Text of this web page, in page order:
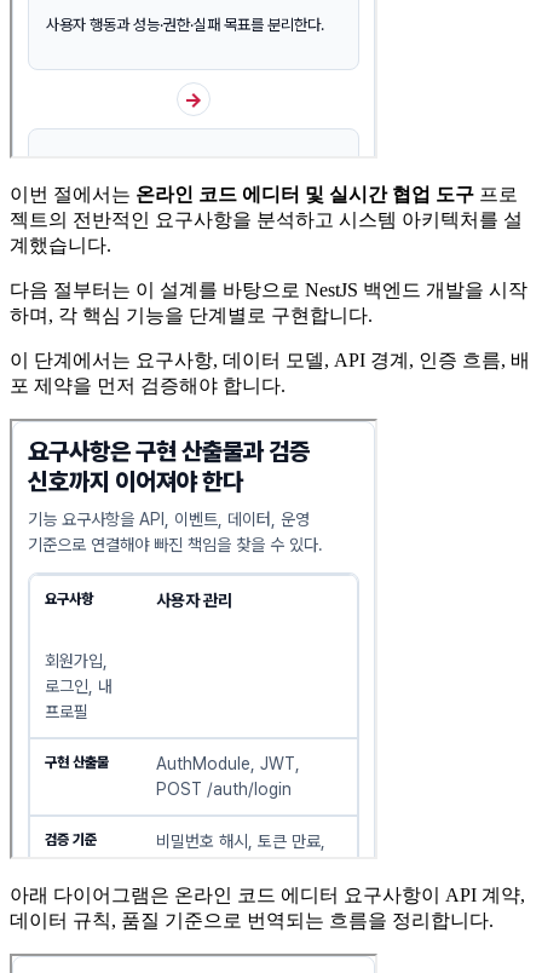
이번 절에서는 온라인 코드 에디터 및 실시간 협업 도구 프로
젝트의 전반적인 요구사항을 분석하고 시스템 아키텍처를 설
계했습니다.
다음 절부터는 이 설계를 바탕으로 NestJS 백엔드 개발을 시작
하며, 각 핵심 기능을 단계별로 구현합니다.
이 단계에서는 요구사항, 데이터 모델, API 경계, 인증 흐름, 배
포 제약을 먼저 검증해야 합니다.
아래 다이어그램은 온라인 코드 에디터 요구사항이 API 계약,
데이터 규칙, 품질 기준으로 번역되는 흐름을 정리합니다.